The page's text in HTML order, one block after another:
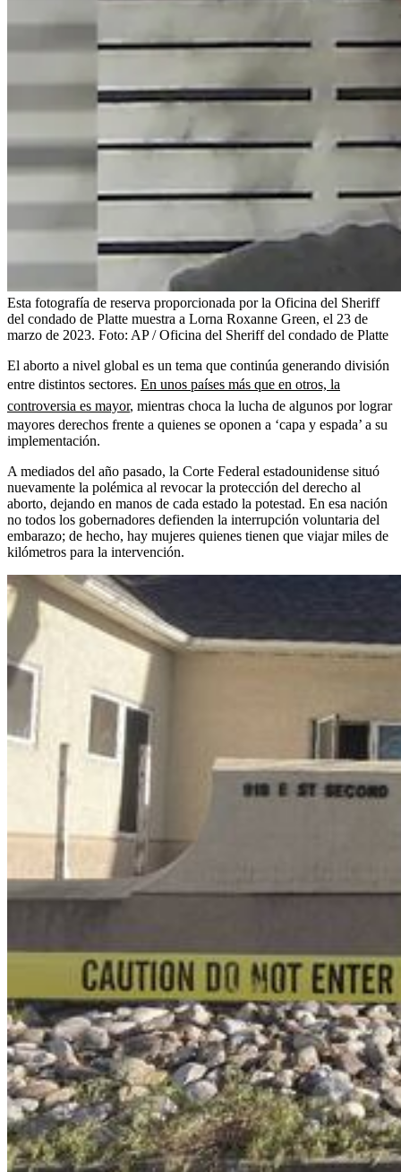
Esta fotografía de reserva proporcionada por la Oficina del Sheriff
del condado de Platte muestra a Lorna Roxanne Green, el 23 de
marzo de 2023. Foto: AP / Oficina del Sheriff del condado de Platte
El aborto a nivel global es un tema que continúa generando división
entre distintos sectores. En unos países más que en otros, la
controversia es mayor, mientras choca la lucha de algunos por lograr
mayores derechos frente a quienes se oponen a ‘capa y espada’ a su
implementación.
A mediados del año pasado, la Corte Federal estadounidense situó
nuevamente la polémica al revocar la protección del derecho al
aborto, dejando en manos de cada estado la potestad. En esa nación
no todos los gobernadores defienden la interrupción voluntaria del
embarazo; de hecho, hay mujeres quienes tienen que viajar miles de
kilómetros para la intervención.